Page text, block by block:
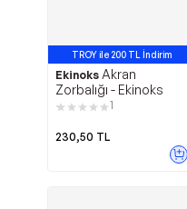
TROY ile 200 TL İndirim
Ekinoks Akran
Zorbalığı - Ekinoks
1
230,50 TL